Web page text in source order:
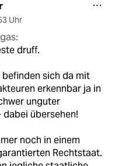
Uhr
druff.
befinden sich da mit
erkennbar ja in
unguter
dabei übersehen!
noch in einem
Rechtstaat.